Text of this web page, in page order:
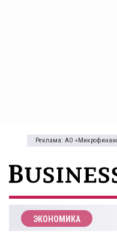
Реклама: АО
ЭКОНОМИКА